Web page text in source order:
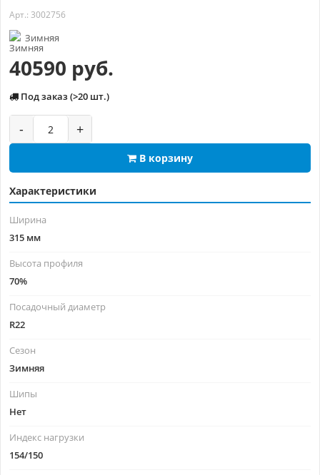
Арт.: 3002756
Зимняя
40590 руб.
Под заказ (>20 шт.)
- +
В корзину
Характеристики
Ширина
315 мм
Высота профиля
70%
Посадочный диаметр
R22
Сезон
Зимняя
Шипы
Нет
Индекс нагрузки
154/150